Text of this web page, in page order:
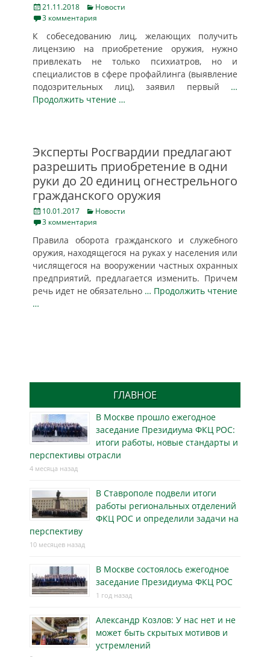
Posted
on
21.11.2018 Categories
Новости
3 комментария
К собеседованию лиц, желающих получить
лицензию на приобретение оружия, нужно
привлекать не только психиатров, но и
специалистов в сфере профайлинга (выявление
подозрительных лиц), заявил первый …
Продолжить чтение …
Эксперты Росгвардии предлагают
разрешить приобретение в одни
руки до 20 единиц огнестрельного
гражданского оружия
Posted
on
10.01.2017 Categories
Новости
3 комментария
Правила оборота гражданского и служебного
оружия, находящегося на руках у населения или
числящегося на вооружении частных охранных
предприятий, предлагается изменить. Причем
речь идет не обязательно … Продолжить чтение
…
ГЛАВНОЕ
В Москве прошло ежегодное
заседание Президиума ФКЦ РОС:
итоги работы, новые стандарты и
перспективы отрасли
4 месяца назад
В Ставрополе подвели итоги
работы региональных отделений
ФКЦ РОС и определили задачи на
перспективу
10 месяцев назад
В Москве состоялось ежегодное
заседание Президиума ФКЦ РОС
1 год назад
Александр Козлов: У нас нет и не
может быть скрытых мотивов и
устремлений